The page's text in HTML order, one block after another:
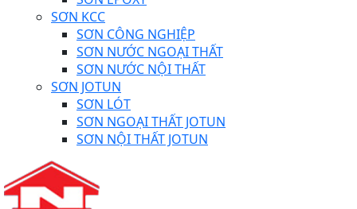
SƠN KCC
SƠN CÔNG NGHIỆP
SƠN NƯỚC NGOẠI THẤT
SƠN NƯỚC NỘI THẤT
SƠN JOTUN
SƠN LÓT
SƠN NGOẠI THẤT JOTUN
SƠN NỘI THẤT JOTUN